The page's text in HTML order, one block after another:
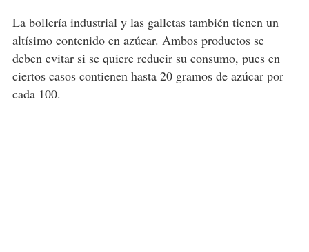
La bollería industrial y las galletas también tienen un
altísimo contenido en azúcar. Ambos productos se
deben evitar si se quiere reducir su consumo, pues en
ciertos casos contienen hasta 20 gramos de azúcar por
cada 100.